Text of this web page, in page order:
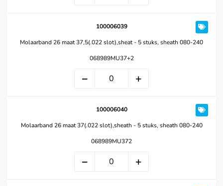
100006039
Molaarband 26 maat 37,5(.022 slot),sheat - 5 stuks, sheath 080-240
068989MU37+2
100006040
Molaarband 26 maat 37(.022 slot),sheath - 5 stuks, sheath 080-240
068989MU372